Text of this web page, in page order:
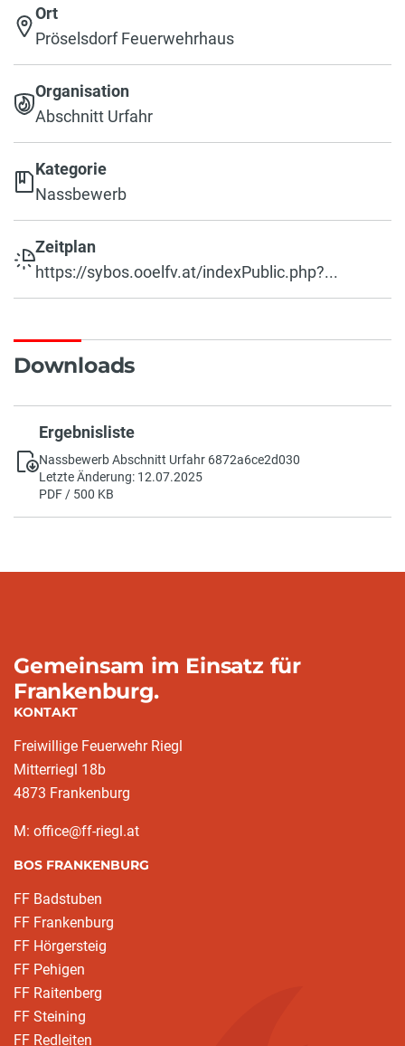
Ort
Pröselsdorf Feuerwehrhaus
Organisation
Abschnitt Urfahr
Kategorie
Nassbewerb
Zeitplan
https://sybos.ooelfv.at/indexPublic.php?...
Downloads
Ergebnisliste
Nassbewerb Abschnitt Urfahr 6872a6ce2d030
Letzte Änderung: 12.07.2025
PDF / 500 KB
Gemeinsam im Einsatz für
Frankenburg.
KONTAKT
Freiwillige Feuerwehr Riegl
Mitterriegl 18b
4873 Frankenburg
M: office@ff-riegl.at
BOS FRANKENBURG
FF Badstuben
FF Frankenburg
FF Hörgersteig
FF Pehigen
FF Raitenberg
FF Steining
FF Redleiten